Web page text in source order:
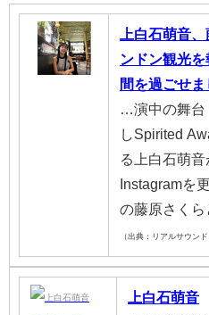
上白石萌音
ンドン観光
間を過ごせま
…演中の舞
しSpirited
る上白石萌
Instagramを
の藤原さくら
（出典：リアルサウンド
上白石萌音